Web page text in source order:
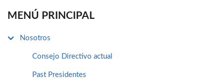
MENÚ PRINCIPAL
Nosotros
Consejo Directivo actual
Past Presidentes